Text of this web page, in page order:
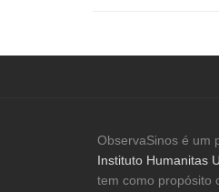
ObservaSinos é um
Instituto Humanitas
tem como propósito